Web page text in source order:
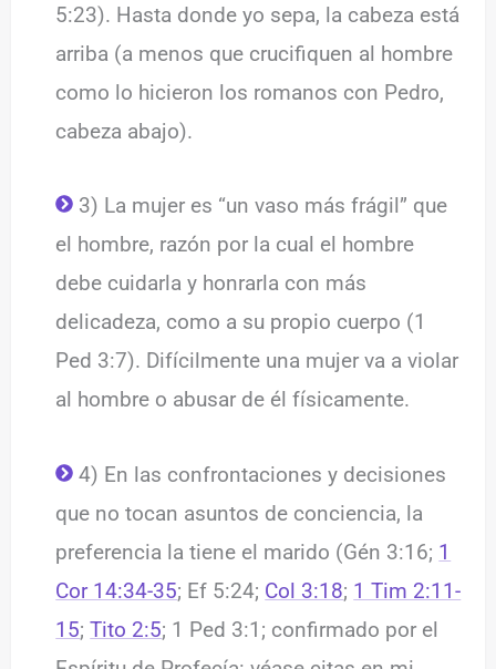
5:23). Hasta donde yo sepa, la cabeza está
arriba (a menos que crucifiquen al hombre
como lo hicieron los romanos con Pedro,
cabeza abajo).
3) La mujer es “un vaso más frágil” que
el hombre, razón por la cual el hombre
debe cuidarla y honrarla con más
delicadeza, como a su propio cuerpo (1
Ped 3:7). Difícilmente una mujer va a violar
al hombre o abusar de él físicamente.
4) En las confrontaciones y decisiones
que no tocan asuntos de conciencia, la
preferencia la tiene el marido (Gén 3:16; 1
Cor 14:34-35; Ef 5:24; Col 3:18; 1 Tim 2:11-
15;Tito 2:5; 1 Ped 3:1; confirmado por el